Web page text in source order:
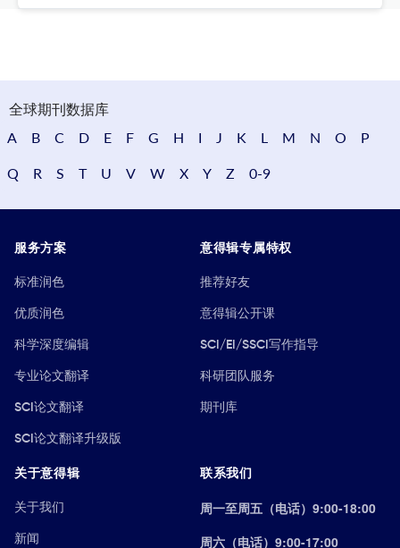
全球期刊数据库
A
B C D E F G H I J K L M N O P
Q R S T U V W X Y Z 0-9